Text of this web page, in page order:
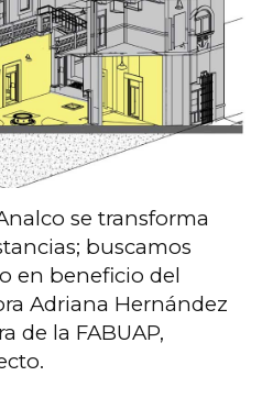
se transforma
buscamos
en beneficio del
Adriana Hernández
de la FABUAP,